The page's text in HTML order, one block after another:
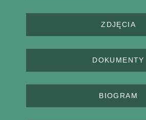
ZDJĘCIA
DOKUMENTY
BIOGRAM